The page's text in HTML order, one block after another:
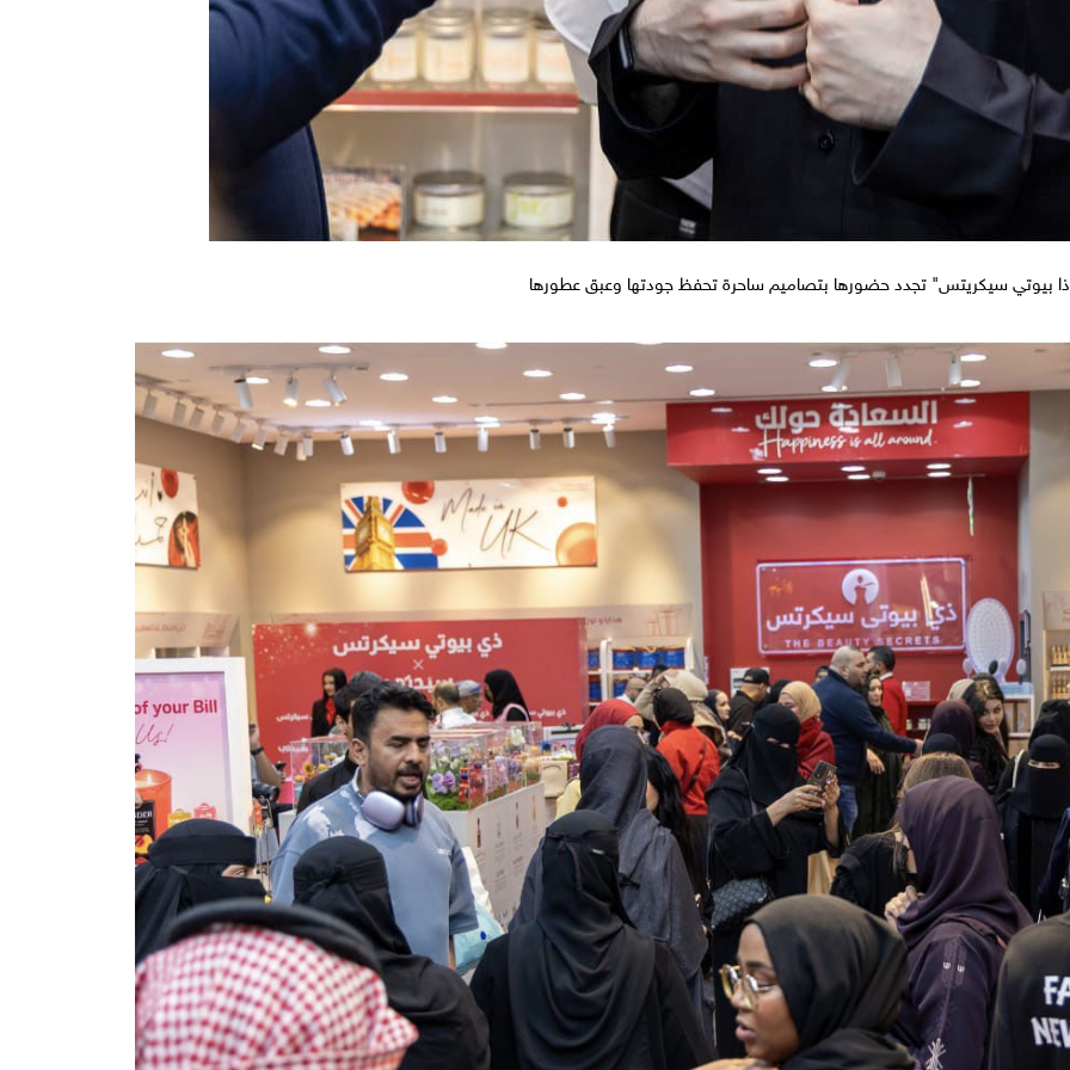
بيوتي سيكريتس" تجدد حضورها بتصاميم ساحرة تحفظ جودتها وعبق عطورها